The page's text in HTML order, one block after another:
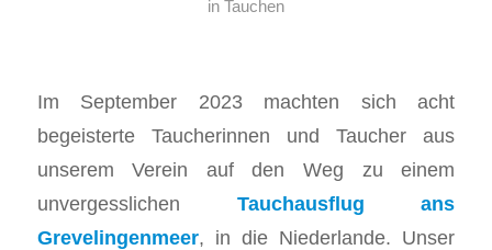
in Tauchen
Im September 2023 machten sich acht
begeisterte Taucherinnen und Taucher aus
unserem Verein auf den Weg zu einem
unvergesslichen Tauchausflug ans
Grevelingenmeer, in die Niederlande. Unser